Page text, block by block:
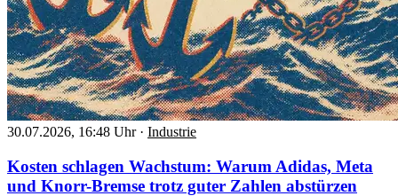
30.07.2026, 16:48 Uhr · Industrie
Kosten schlagen Wachstum: Warum Adidas, Meta
und Knorr-Bremse trotz guter Zahlen abstürzen